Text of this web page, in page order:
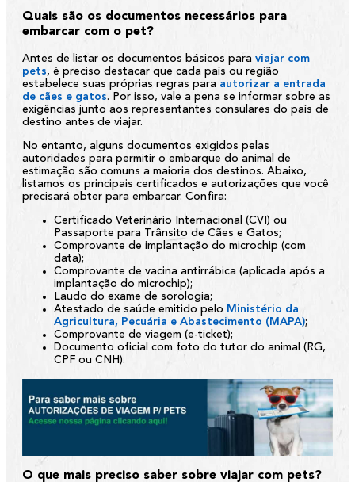
Quais são os documentos necessários para
embarcar com o pet?
Antes de listar os documentos básicos para viajar com
pets, é preciso destacar que cada país ou região
estabelece suas próprias regras para autorizar a entrada
de cães e gatos. Por isso, vale a pena se informar sobre as
exigências junto aos representantes consulares do país de
destino antes de viajar.
No entanto, alguns documentos exigidos pelas
autoridades para permitir o embarque do animal de
estimação são comuns a maioria dos destinos. Abaixo,
listamos os principais certificados e autorizações que você
precisará obter para embarcar. Confira:
Certificado Veterinário Internacional (CVI) ou
Passaporte para Trânsito de Cães e Gatos;
Comprovante de implantação do microchip (com
data);
Comprovante de vacina antirrábica (aplicada após a
implantação do microchip);
Laudo do exame de sorologia;
Atestado de saúde emitido pelo Ministério da
Agricultura, Pecuária e Abastecimento (MAPA);
Comprovante de viagem (e-ticket);
Documento oficial com foto do tutor do animal (RG,
CPF ou CNH).
O que mais preciso saber sobre viajar com pets?